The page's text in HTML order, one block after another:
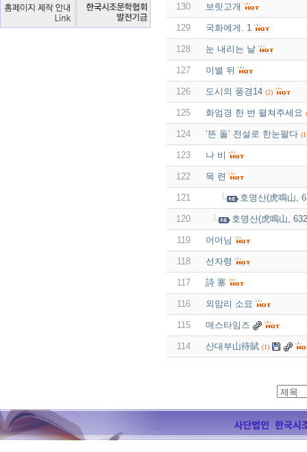
130 보릿고개
129 국화에게. 1
128 눈 내리는 날
127 이별 뒤
126 도시의 풍경14 (2)
125 화엄경 한 번 펼쳐주세요
124 ‘뜬 돌’ 전설로 한눈팔다
123 나 비
122 목 련
121 호명산(虎鳴山,
120 호명산(虎鳴山,
119 어머님
118 선자령
117 詩 寨
116 외암리 소묘
115 매스타임즈
114 산대부山待賦 (1)